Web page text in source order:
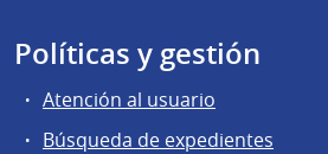
Políticas y gestión
Atención al usuario
Búsqueda de expedientes